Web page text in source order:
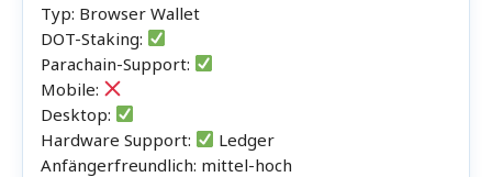
Typ: Browser Wallet
DOT-Staking:
Parachain-Support:
Mobile:
Desktop:
Hardware Support:
Ledger
Anfängerfreundlich: mittel-hoch